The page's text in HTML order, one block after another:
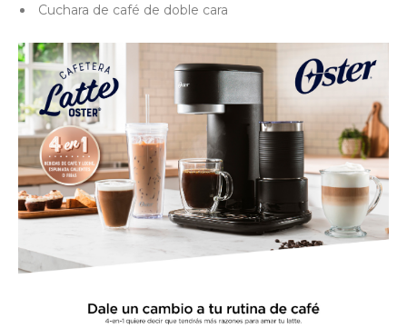
Cuchara de café de doble cara